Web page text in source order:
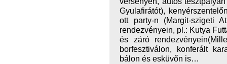
Gyulafirátót),
ott party-n (Margit-szigeti
rendezvényein, pl.: Kutya
és záró
borfesztiválon, konferált
bálon és esküvőn is…